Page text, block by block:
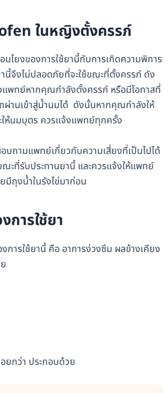
ในหญิงตั้งครรภ์
โยงของการใช้ยานี้กับการเกิดความพิการ
นี้จึงไม่ปลอดภัยที่จะใช้ขณะที่ตั้งครรภ์ ดัง
แพทย์หากคุณกำลังตั้งครรภ์ หรือมีโอกาสที่
ผ่านเข้าสู่น้ำนมได้ ดังนั้นหากคุณกำลังให้
ห้นมบุตร ควรแจ้งแพทย์ทุกครั้ง
ถามแพทย์เกี่ยวกับความเสี่ยงที่เป็นไปได้
ณะที่รับประทานยานี้ และควรแจ้งให้แพทย์
ถุงน้ำในรังไข่มาก่อน
การใช้ยา
ารใช้ยานี้ คือ อาการง่วงซึม ผลข้างเคียง
ยกว่า ประกอบด้วย